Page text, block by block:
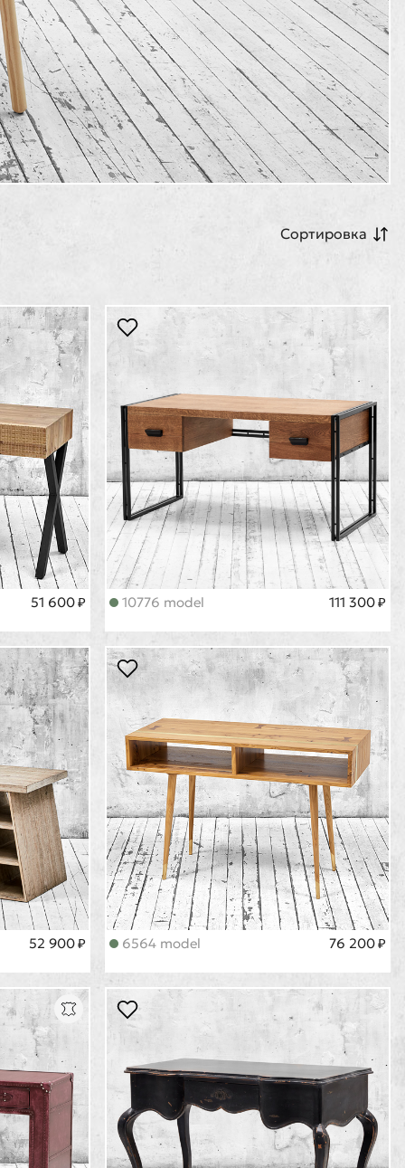
Сортировка
51 600 ₽ 10776 model 111 300 ₽
52 900 ₽ 6564 model 76 200 ₽